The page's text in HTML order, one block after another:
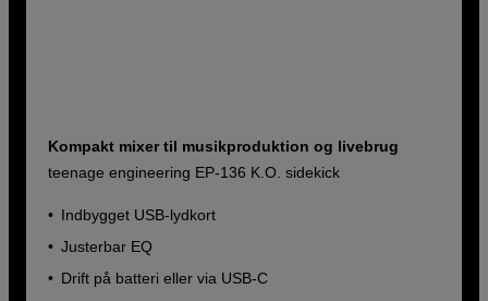
Kompakt mixer til musikproduktion og livebrug
teenage engineering EP-136 K.O. sidekick
Indbygget USB-lydkort
Justerbar EQ
Drift på batteri eller via USB-C